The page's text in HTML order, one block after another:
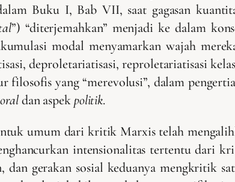
Buku I, Bab VII, saat gagasan
”) “diterjemahkan” menjadi ke dalam
modal menyamarkan wajah
deproletariatisasi, reproletariatisasi
yang “merevolusi”, dalam
dan aspekpolitik.
umum dari kritik Marxis telah
intensionalitas tertentu dari
gerakan sosial keduanya mengkritik